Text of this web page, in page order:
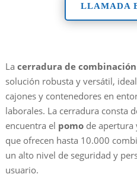
LLAMADA
La cerradura de
solución robusta y versátil,
cajones y contenedores en
laborales. La cerradura consta
encuentra el pomode apertura
que ofrecen hasta 10.000
un alto nivel de seguridad y
usuario.